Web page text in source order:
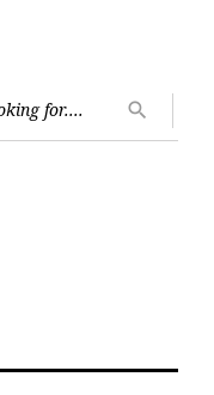
for:
search